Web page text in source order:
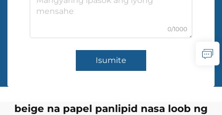
0/1000
Isumite
beige na papel panlipid nasa loob ng